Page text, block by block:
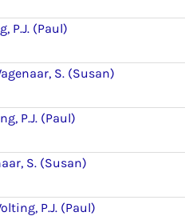
P.J. (Paul)
S. (Susan)
P.J. (Paul)
S. (Susan)
P.J. (Paul)